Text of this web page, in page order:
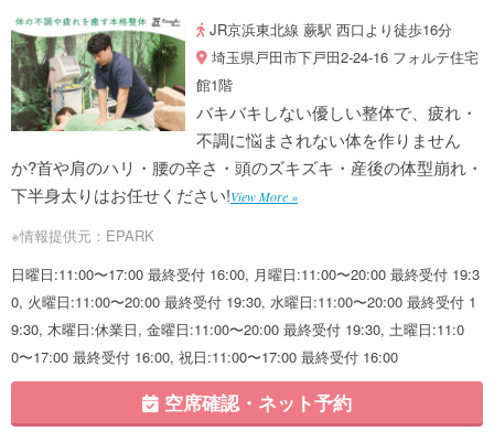
JR京浜東北線 蕨駅 西口より徒歩16分
埼玉県戸田市下戸田2-24-16 フォルテ住宅
館1階
バキバキしない優しい整体で、疲れ・
不調に悩まされない体を作りません
か?首や肩のハリ・腰の辛さ・頭のズキズキ・産後の体型崩れ・
下半身太りはお任せください!View More »
※情報提供元：EPARK
日曜日:11:00〜17:00 最終受付 16:00, 月曜日:11:00〜20:00 最終受付 19:3
0, 火曜日:11:00〜20:00 最終受付 19:30, 水曜日:11:00〜20:00 最終受付 1
9:30, 木曜日:休業日, 金曜日:11:00〜20:00 最終受付 19:30, 土曜日:11:0
0〜17:00 最終受付 16:00, 祝日:11:00〜17:00 最終受付 16:00
空席確認・ネット予約